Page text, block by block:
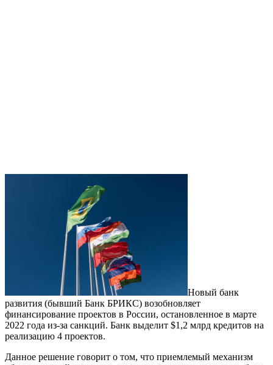
Новый банк
развития (бывший Банк БРИКС) возобновляет
финансирование проектов в России, остановленное в марте
2022 года из-за санкций. Банк выделит $1,2 млрд кредитов на
реализацию 4 проектов.
Данное решение говорит о том, что приемлемый механизм